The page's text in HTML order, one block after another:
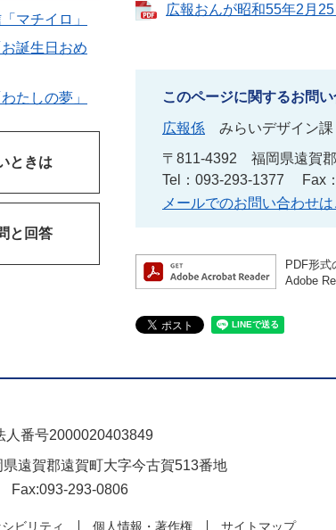
広報おんが昭和55年2月
このページに関するお問
広報係
みらいデザイン課
〒811-4392
福岡県遠賀
Tel：093-293-1377
Fax
メールでのお問い合わせは
PDF形式
Adobe
マチイロ」
誕生日おめ
たしの夢」
ときは
と回答
人番号2000020403849
遠賀郡遠賀町大字今古賀513番地
Fax:093-293-0806
ビリティ 個人情報・著作権 サイトマップ